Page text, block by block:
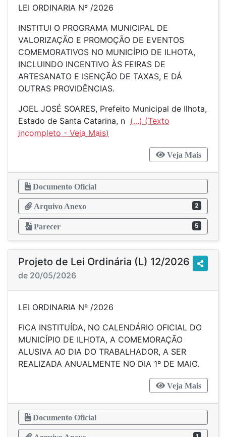
LEI ORDINARIA Nº /2026
INSTITUI O PROGRAMA MUNICIPAL DE
VALORIZAÇÃO E PROMOÇÃO DE EVENTOS
COMEMORATIVOS NO MUNICÍPIO DE ILHOTA,
INCLUINDO INCENTIVO ÀS FEIRAS DE
ARTESANATO E ISENÇÃO DE TAXAS, E DÁ
OUTRAS PROVIDÊNCIAS.
JOEL JOSÉ SOARES, Prefeito Municipal de Ilhota,
Estado de Santa Catarina, n (...)
Veja Mais
Documento Oficial
Arquivo Anexo 2
Parecer 5
Projeto de Lei Ordinária (L) 12/2026
de 20/05/2026
LEI ORDINARIA Nº /2026
FICA INSTITUÍDA, NO CALENDÁRIO OFICIAL DO
MUNICÍPIO DE ILHOTA, A COMEMORAÇÃO
ALUSIVA AO DIA DO TRABALHADOR, A SER
REALIZADA ANUALMENTE NO DIA 1º DE MAIO.
Veja Mais
Documento Oficial